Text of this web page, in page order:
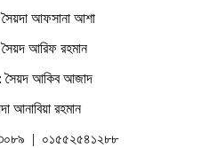
: সৈয়দা আফসানা আশা
সৈয়দ আরিফ রহমান
সৈয়দ আকিব আজাদ
আনাবিয়া রহমান
| ০১৫৫২৫৪১২৮৮